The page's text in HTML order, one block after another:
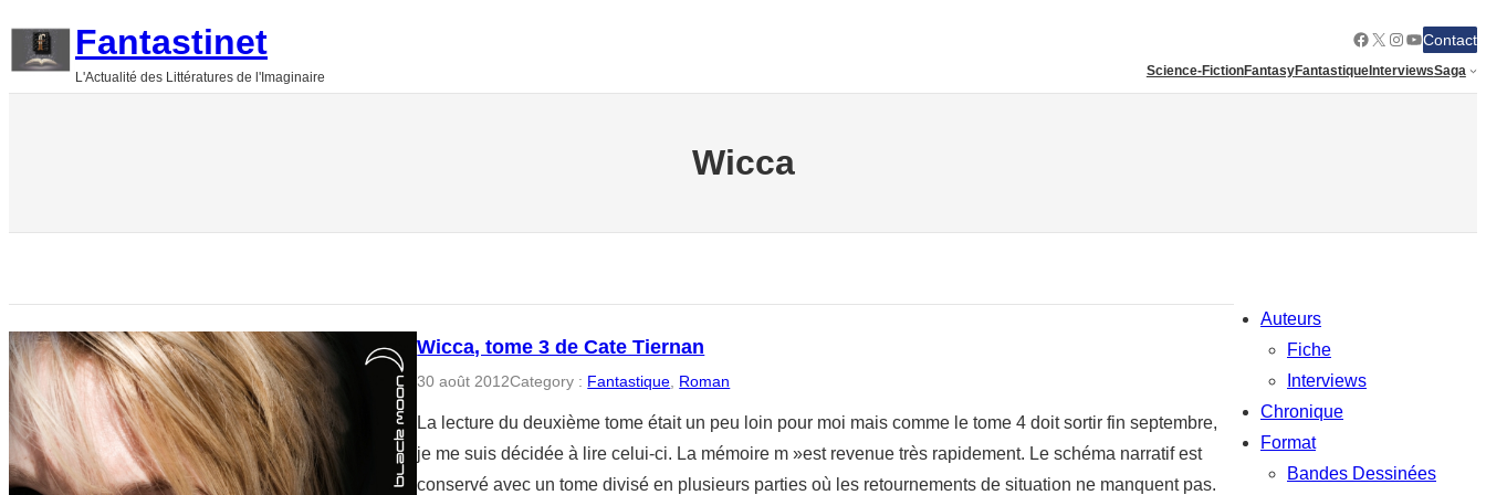
Fantastinet
L'Actualité des Littératures de l'Imaginaire
Facebook
X Instagram
YouTube
Contact
Science-FictionFantasyFantastiqueInterviewsSaga
Wicca
Wicca, tome 3 de Cate Tiernan
30 août 2012Category : Fantastique Roman
La lecture du deuxième tome était un peu loin pour moi mais comme le tome 4 doit sortir fin septembre,
je me suis décidée à lire celui-ci. La mémoire m »est revenue très rapidement. Le schéma narratif est
conservé avec un tome divisé en plusieurs parties où les retournements de situation ne manquent pas.
Auteurs
Fiche
Interviews
Chronique
Format
Bandes Dessinées